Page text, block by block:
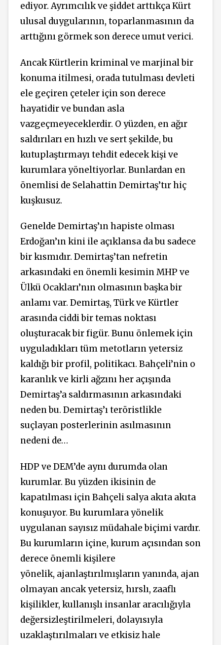
ediyor. Ayrımcılık ve şiddet arttıkça Kürt
ulusal duygularının, toparlanmasının da
arttığını görmek son derece umut verici.
Ancak Kürtlerin kriminal ve marjinal bir
konuma itilmesi, orada tutulması devleti
ele geçiren çeteler için son derece
hayatidir ve bundan asla
vazgeçmeyeceklerdir. O yüzden, en ağır
saldırıları en hızlı ve sert şekilde, bu
kutuplaştırmayı tehdit edecek kişi ve
kurumlara yöneltiyorlar. Bunlardan en
önemlisi de Selahattin Demirtaş’tır hiç
kuşkusuz.
Genelde Demirtaş’ın hapiste olması
Erdoğan’ın kini ile açıklansa da bu sadece
bir kısmıdır. Demirtaş’tan nefretin
arkasındaki en önemli kesimin MHP ve
Ülkü Ocakları’nın olmasının başka bir
anlamı var. Demirtaş, Türk ve Kürtler
arasında ciddi bir temas noktası
oluşturacak bir figür. Bunu önlemek için
uyguladıkları tüm metotların yetersiz
kaldığı bir profil, politikacı. Bahçeli’nin o
karanlık ve kirli ağzını her açışında
Demirtaş’a saldırmasının arkasındaki
neden bu. Demirtaş’ı teröristlikle
suçlayan posterlerinin asılmasının
nedeni de…
HDP ve DEM’de aynı durumda olan
kurumlar. Bu yüzden ikisinin de
kapatılması için Bahçeli salya akıta akıta
konuşuyor. Bu kurumlara yönelik
uygulanan sayısız müdahale biçimi vardır.
Bu kurumların içine, kurum açısından son
derece önemli kişilere
yönelik, ajanlaştırılmışların yanında, ajan
olmayan ancak yetersiz, hırslı, zaaflı
kişilikler, kullanışlı insanlar aracılığıyla
değersizleştirilmeleri, dolayısıyla
uzaklaştırılmaları ve etkisiz hale